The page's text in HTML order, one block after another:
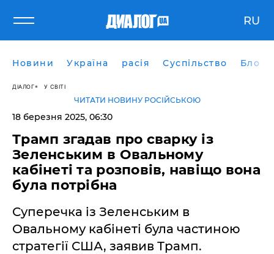
RU
Новини Україна расія Суспільство Блоги
ДІАЛОГ У СВІТІ
ЧИТАТИ НОВИНУ РОСІЙСЬКОЮ
18 березня 2025, 06:30
Трамп згадав про сварку із
Зеленським в Овальному
кабінеті та розповів, навіщо вона
була потрібна
Суперечка із Зеленським в
Овальному кабінеті була частиною
стратегії США, заявив Трамп.